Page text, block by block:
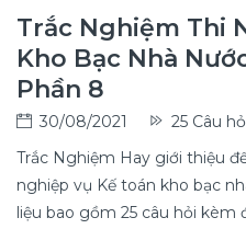
Trắc Nghiệm Thi
Kho Bạc Nhà
Phần 8
30/08/2021 25 Câu
Trắc Nghiệm Hay giới thiệu
nghiệp vụ Kế toán kho bạc
liệu bao gồm 25 câu hỏi kèm